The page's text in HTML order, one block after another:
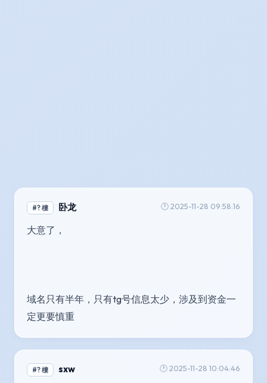
#? 樓 卧龙 🕐 2025-11-28 09:58:16
大意了，
域名只有半年，只有tg号信息太少，涉及到资金一
定更要慎重
#? 樓 sxw 🕐 2025-11-28 10:04:46